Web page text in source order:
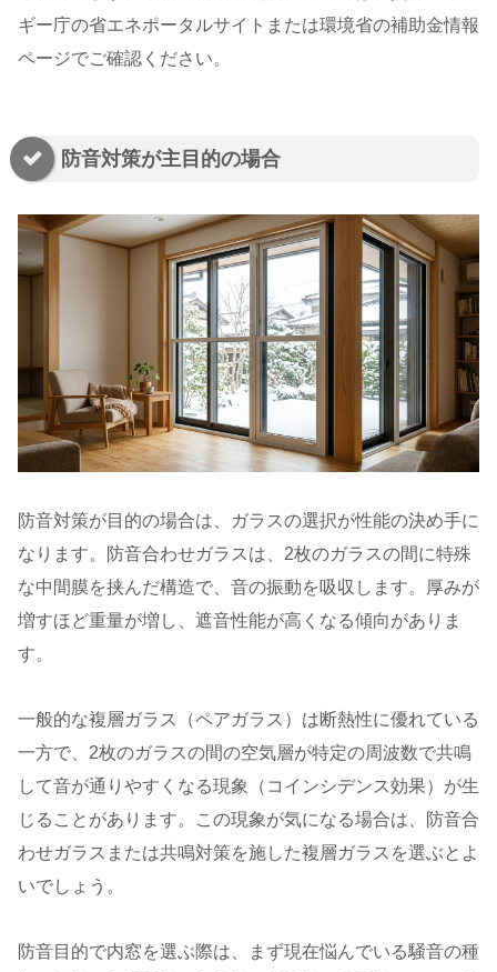
ギー庁の省エネポータルサイトまたは環境省の補助金情報
ページでご確認ください。
防音対策が主目的の場合
防音対策が目的の場合は、ガラスの選択が性能の決め手に
なります。防音合わせガラスは、2枚のガラスの間に特殊
な中間膜を挟んだ構造で、音の振動を吸収します。厚みが
増すほど重量が増し、遮音性能が高くなる傾向がありま
す。
一般的な複層ガラス（ペアガラス）は断熱性に優れている
一方で、2枚のガラスの間の空気層が特定の周波数で共鳴
して音が通りやすくなる現象（コインシデンス効果）が生
じることがあります。この現象が気になる場合は、防音合
わせガラスまたは共鳴対策を施した複層ガラスを選ぶとよ
いでしょう。
防音目的で内窓を選ぶ際は、まず現在悩んでいる騒音の種